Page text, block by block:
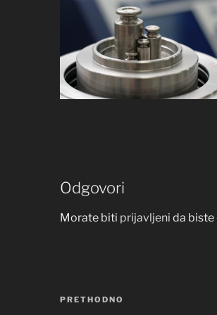
Odgovori
Morate biti prijavljeni da
Navigacija
Prethodna
PRETHODNO